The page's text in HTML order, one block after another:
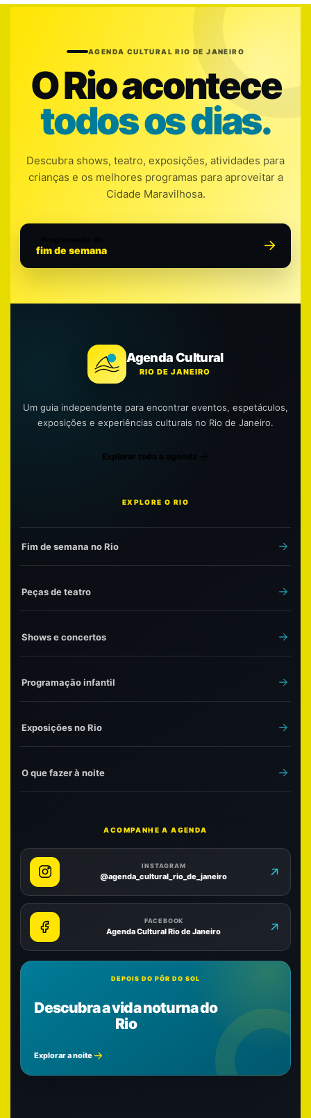
AGENDA CULTURAL RIO DE JANEIRO
O Rio acontece
todos os dias.
Descubra shows, teatro, exposições, atividades para
crianças e os melhores programas para aproveitar a
Cidade Maravilhosa.
fim de semana
Agenda Cultural
RIO DE JANEIRO
Um guia independente para encontrar eventos, espetáculos,
exposições e experiências culturais no Rio de Janeiro.
Explorar toda a agenda
EXPLORE O RIO
Fim de semana no Rio
Peças de teatro
Shows e concertos
Programação infantil
Exposições no Rio
O que fazer à noite
ACOMPANHE A AGENDA
INSTAGRAM
@agenda_cultural_rio_de_janeiro
FACEBOOK
Agenda Cultural Rio de Janeiro
DEPOIS DO PÔR DO SOL
Descubra a vida noturna do
Rio
Explorar a noite